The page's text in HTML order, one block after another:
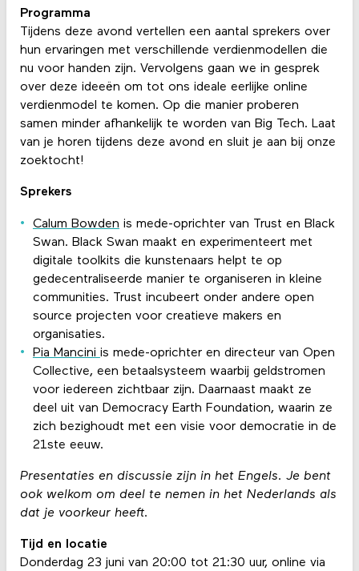
Programma
Tijdens deze avond vertellen een aantal sprekers over
hun ervaringen met verschillende verdienmodellen die
nu voor handen zijn. Vervolgens gaan we in gesprek
over deze ideeën om tot ons ideale eerlijke online
verdienmodel te komen. Op die manier proberen
samen minder afhankelijk te worden van Big Tech. Laat
van je horen tijdens deze avond en sluit je aan bij onze
zoektocht!
Sprekers
Calum Bowden is mede-oprichter van Trust en Black
Swan. Black Swan maakt en experimenteert met
digitale toolkits die kunstenaars helpt te op
gedecentraliseerde manier te organiseren in kleine
communities. Trust incubeert onder andere open
source projecten voor creatieve makers en
organisaties.
Pia Mancini is mede-oprichter en directeur van Open
Collective, een betaalsysteem waarbij geldstromen
voor iedereen zichtbaar zijn. Daarnaast maakt ze
deel uit van Democracy Earth Foundation, waarin ze
zich bezighoudt met een visie voor democratie in de
21ste eeuw.
Presentaties en discussie zijn in het Engels. Je bent
ook welkom om deel te nemen in het Nederlands als
dat je voorkeur heeft.
Tijd en locatie
Donderdag 23 juni van 20:00 tot 21:30 uur, online via